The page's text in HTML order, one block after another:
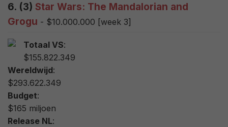
6. (3) Star Wars: The Mandalorian and
Grogu - $10.000.000 [week 3]
Totaal VS:
$155.822.349
Wereldwijd:
$293.622.349
Budget:
$165 miljoen
Release NL: